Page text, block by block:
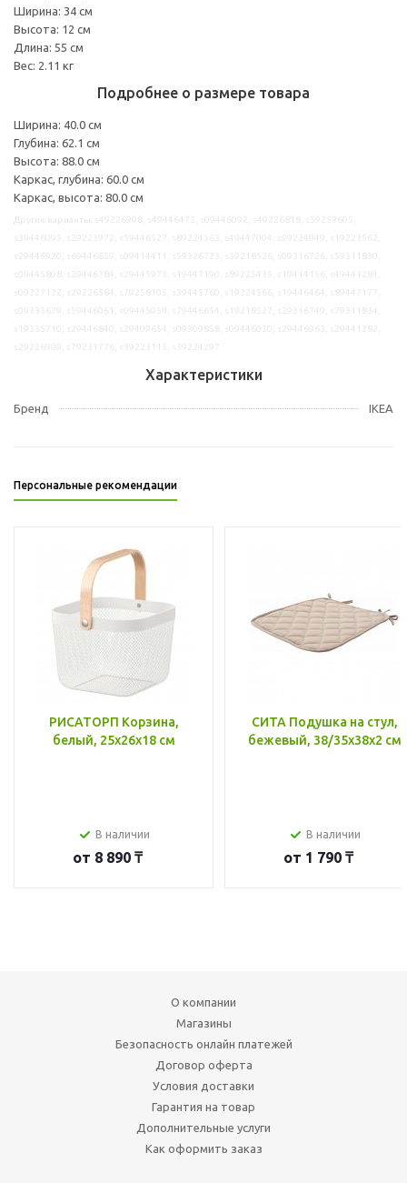
Ширина: 34 см
Высота: 12 см
Длина: 55 см
Вес: 2.11 кг
Подробнее о размере товара
Ширина: 40.0 см
Глубина: 62.1 см
Высота: 88.0 см
Каркас, глубина: 60.0 см
Каркас, высота: 80.0 см
Характеристики
Бренд IKEA
Персональные рекомендации
РИСАТОРП Корзина,
белый, 25x26x18 см
В наличии
от 8 890 ₸
СИТА Подушка на стул,
бежевый, 38/35x38x2 см
В наличии
от 1 790 ₸
О компании
Магазины
Безопасность онлайн платежей
Договор оферта
Условия доставки
Гарантия на товар
Дополнительные услуги
Как оформить заказ